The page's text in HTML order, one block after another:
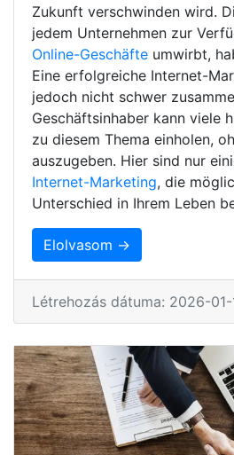
Zukunft verschwinden wird.
jedem Unternehmen zur
Online-Geschäfte umwirbt,
Eine erfolgreiche Internet-
jedoch nicht schwer
Geschäftsinhaber kann viele
zu diesem Thema einholen,
auszugeben. Hier sind nur
Internet-Marketing, die
Unterschied in Ihrem Leben
Elolvasom →
Létrehozás dátuma: 2026-01-